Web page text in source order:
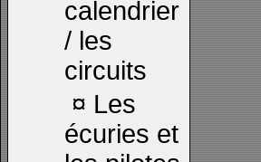
calendrier
/ les
circuits
¤ Les
écuries et